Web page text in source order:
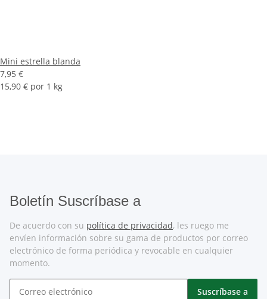
Mini estrella blanda
7,95 €
15,90 € por 1 kg
Boletín Suscríbase a
De acuerdo con su política de privacidad, les ruego me
envíen información sobre su gama de productos por correo
electrónico de forma periódica y revocable en cualquier
momento.
Suscríbase a